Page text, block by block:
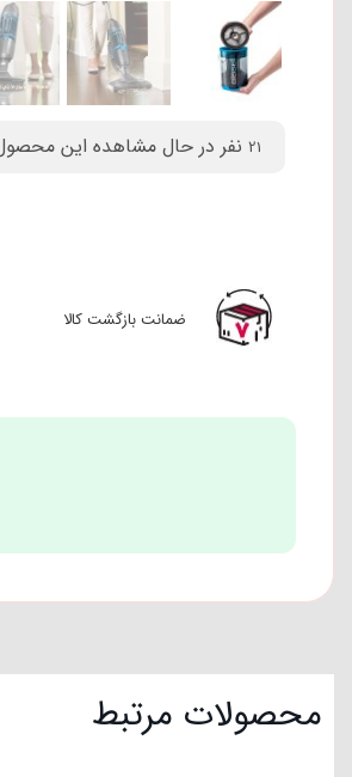
21 نفر در حال مشاهده این
ضمانت بازگشت کالا
محصولات مرتبط